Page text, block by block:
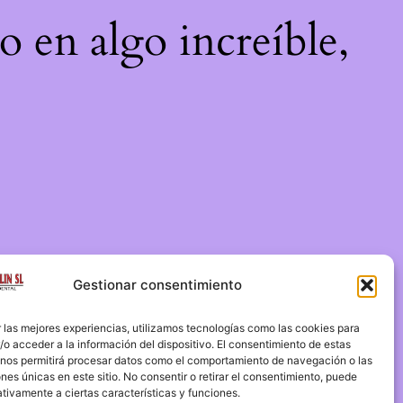
Gestionar consentimiento
las mejores experiencias, utilizamos tecnologías como las cookies para
o acceder a la información del dispositivo. El consentimiento de estas
permitirá procesar datos como el comportamiento de navegación o las
únicas en este sitio. No consentir o retirar el consentimiento, puede
a ciertas características y funciones.
en algo increíble,